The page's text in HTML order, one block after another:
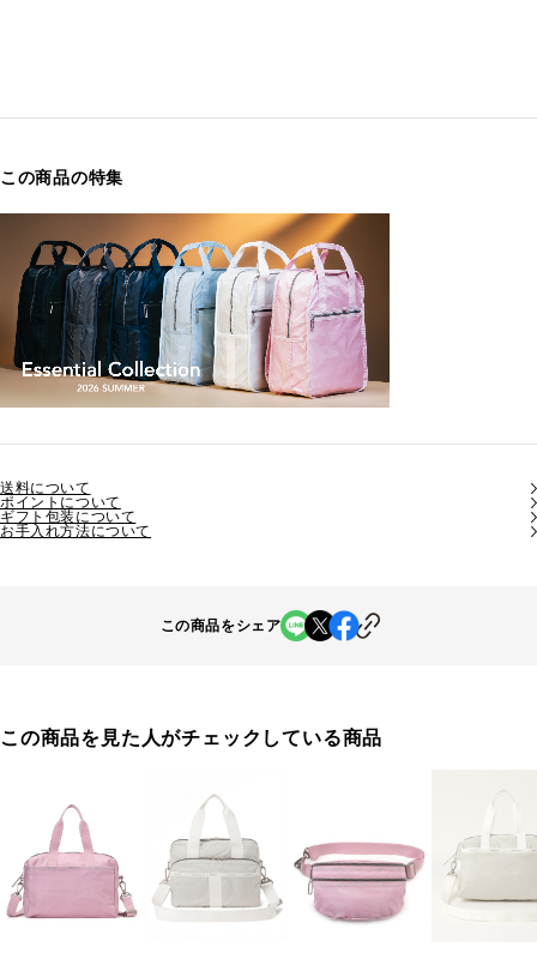
この商品の特集
送料について
ポイントについて
ギフト包装について
お手入れ方法について
この商品をシェア
この商品を見た人がチェックしている商品